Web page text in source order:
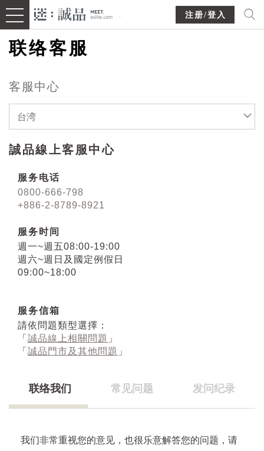
注册/登入
联络客服
客服中心
台湾
誠品線上客服中心
服务电话
0800-666-798
+886-2-8789-8921
服务时间
週一~週五08:00-19:00
週六~週日及國定例假日
09:00~18:00
服务信箱
請依問題類型選擇：
「 誠品線上相關問題 」
「 誠品門市及其他問題 」
联络我们 常见问题 发问纪录
我们非常重视您的意见，也很乐意解答您的问题，请